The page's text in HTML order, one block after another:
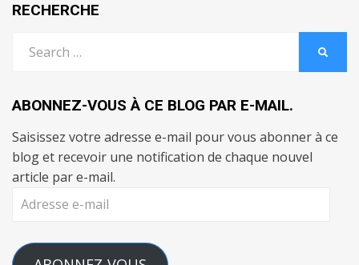
RECHERCHE
for:
ABONNEZ-VOUS À CE BLOG PAR E-MAIL.
Saisissez votre adresse e-mail pour vous abonner à ce
blog et recevoir une notification de chaque nouvel
article par e-mail.
Adresse